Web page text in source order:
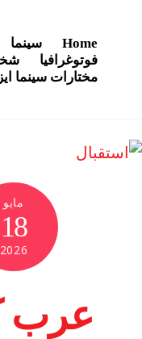
Home سينما
فوتوغرافيا
مختارات سينما
مايو
18
2026
عرب